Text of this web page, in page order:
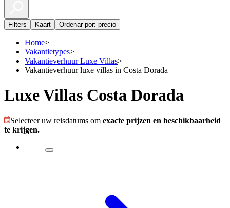
Filters Kaart Ordenar por: precio
Home>
Vakantietypes>
Vakantieverhuur Luxe Villas>
Vakantieverhuur luxe villas in Costa Dorada
Luxe Villas Costa Dorada
Selecteer uw reisdatums om exacte prijzen en beschikbaarheid
te krijgen.